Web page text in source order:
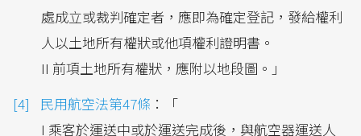
處成立或裁判確定者，應即為確定登記，發給權利
人以土地所有權狀或他項權利證明書。
II 前項土地所有權狀，應附以地段圖。」
民用航空法第47條 ：「
I 乘客於運送中或於運送完成後，與航空器運送人